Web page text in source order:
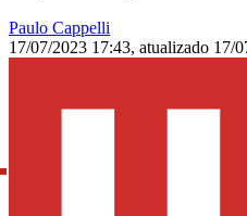
Paulo Cappelli
17/07/2023 17:43, atualizado 17/